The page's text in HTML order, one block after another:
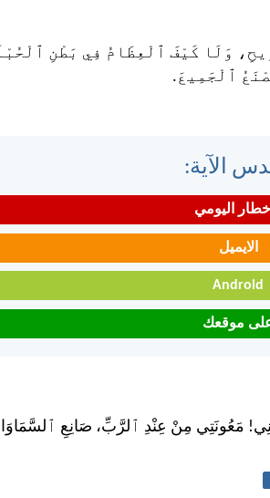
وَلَا كَيْفَ ٱلْعِظَامُ فِي بَطْنِ
ٱلْجَمِيعَ.
الآية:
اليومي
الايميل
Android
موقعك
مَعُونَتِي مِنْ عِنْدِ ٱلرَّبِّ، صَانِعِ